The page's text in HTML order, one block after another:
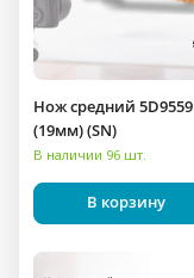
Нож средний 5D9559
(19мм) (SN)
В наличии 96 шт.
В корзину